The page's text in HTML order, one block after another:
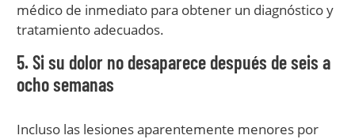
médico de inmediato para obtener un diagnóstico y
tratamiento adecuados.
5. Si su dolor no desaparece después de seis a
ocho semanas
Incluso las lesiones aparentemente menores por